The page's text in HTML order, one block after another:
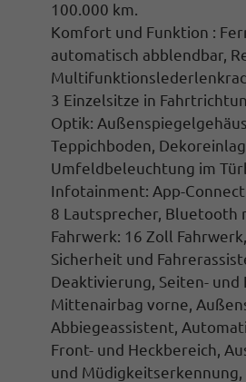
100.000 km.
Komfort und Funktion :
automatisch abblendbar,
3 Einzelsitze in
Optik:
Teppichboden,
Umfeldbeleuchtung im
Infotainment: App-
8 Lautsprecher, Bluetooth
Fahrwerk: 16 Zoll Fahrwerk,
Sicherheit und
Deaktivierung, Seiten-
Mittenairbag vorne,
Abbiegeassistent,
Front- und Heckbereich,
und